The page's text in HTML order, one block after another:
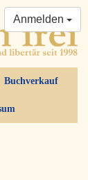
Buchverkauf
Anmelden